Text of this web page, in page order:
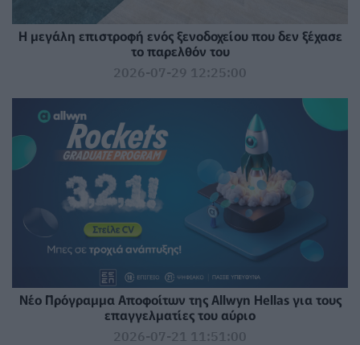
Η μεγάλη επιστροφή ενός ξενοδοχείου που δεν ξέχασε
το παρελθόν του
2026-07-29 12:25:00
Νέο Πρόγραμμα Αποφοίτων της Allwyn Hellas για τους
επαγγελματίες του αύριο
2026-07-21 11:51:00